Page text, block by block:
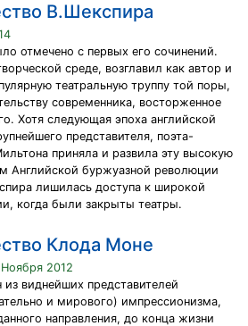
В.Шекспира
отмечено с первых его сочинений.
среде, возглавил как автор и
театральную труппу той поры,
современника, восторженное
Хотя следующая эпоха английской
представителя, поэта-
приняла и развила эту высокую
Английской буржуазной революции
лишилась доступа к широкой
когда были закрыты театры.
Клода Моне
2012
виднейших представителей
и мирового) импрессионизма,
направления, до конца жизни